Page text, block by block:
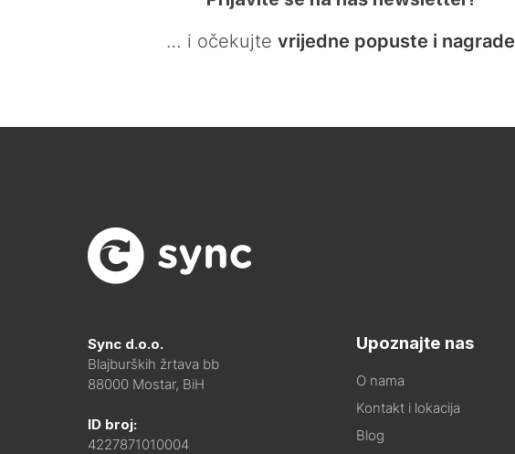
… i očekujte vrijedne popuste i nagrade
Sync d.o.o.
Blajburških žrtava bb
88000 Mostar, BiH
ID broj:
4227871010004
Upoznajte nas
O nama
Kontakt i lokacija
Blog